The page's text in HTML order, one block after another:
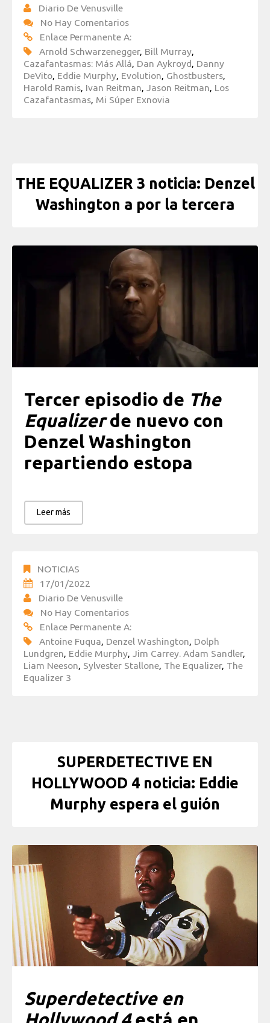
Diario De Venusville
No Hay Comentarios
Enlace Permanente A:
Arnold Schwarzenegger, Bill Murray,
Cazafantasmas: Más Allá, Dan Aykroyd, Danny
DeVito, Eddie Murphy, Evolution, Ghostbusters,
Harold Ramis, Ivan Reitman, Jason Reitman, Los
Cazafantasmas, Mi Súper Exnovia
THE EQUALIZER 3 noticia: Denzel
Washington a por la tercera
Tercer episodio de The
Equalizerde nuevo con
Denzel Washington
repartiendo estopa
Leer más
NOTICIAS
17/01/2022
Diario De Venusville
No Hay Comentarios
Enlace Permanente A:
Antoine Fuqua, Denzel Washington, Dolph
Lundgren, Eddie Murphy, Jim Carrey. Adam Sandler,
Liam Neeson, Sylvester Stallone, The Equalizer, The
Equalizer 3
SUPERDETECTIVE EN
HOLLYWOOD 4 noticia: Eddie
Murphy espera el guión
Superdetective en